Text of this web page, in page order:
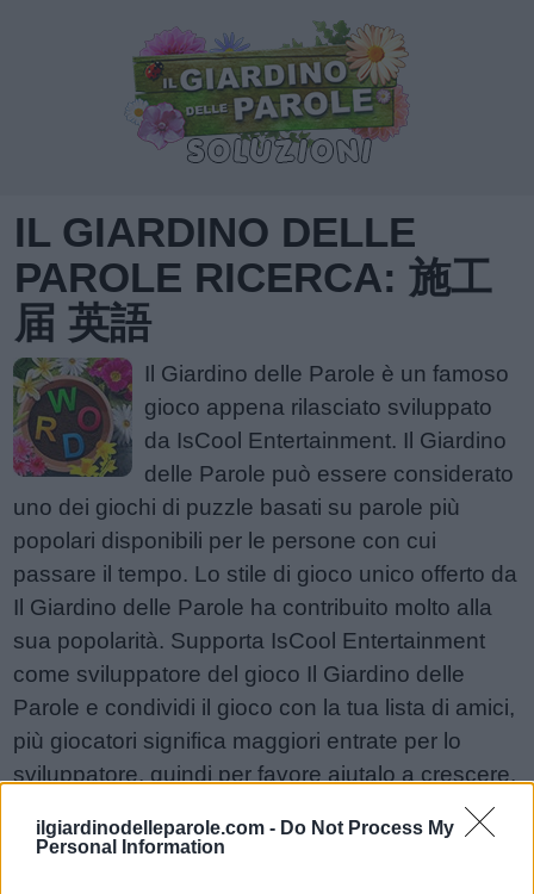
ilgiardinodelleparole.com - Do Not Process My
Personal Information
IL GIARDINO DELLE
PAROLE RICERCA: 施工
届 英語
Il Giardino delle Parole è un famoso
gioco appena rilasciato sviluppato
da IsCool Entertainment. Il Giardino
delle Parole può essere considerato
uno dei giochi di puzzle basati su parole più
popolari disponibili per le persone con cui
passare il tempo. Lo stile di gioco unico offerto da
Il Giardino delle Parole ha contribuito molto alla
sua popolarità. Supporta IsCool Entertainment
come sviluppatore del gioco Il Giardino delle
Parole e condividi il gioco con la tua lista di amici,
più giocatori significa maggiori entrate per lo
sviluppatore, quindi per favore aiutalo a crescere.
Non riesci ancora a trovare un livello specifico?
Lascia un commento qui sotto e saremo più che